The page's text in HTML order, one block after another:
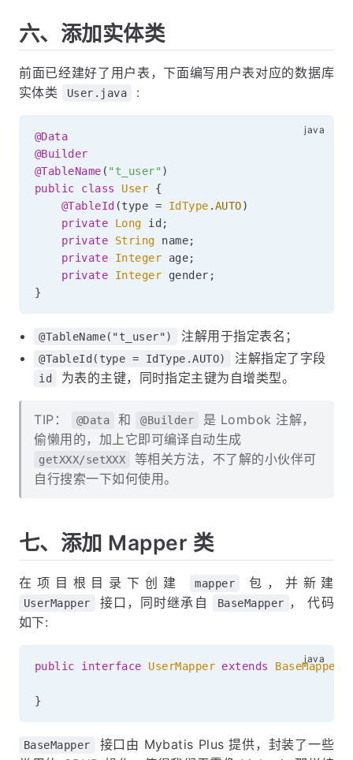
六、添加实体类
前面已经建好了用户表，下面编写用户表对应的数据库
实体类
User.java :
@Data
@Builder
@TableName ( "t_user" )
public
class User
{
@TableId (type = IdType .AUTO)
private
Long id ;
private
String name;
private
Integer age;
private
Integer gender ;
}
@TableName("t_user") 注解用于指定表名；
@TableId(type = IdType.AUTO) 注解指定了字段
id 为表的主键，同时指定主键为自增类型。
TIP： @Data 和 @Builder
是 Lombok 注解，
偷懒用的，加上它即可编译自动生成
getXXX/setXXX
等相关方法，不了解的小伙伴可
自行搜索一下如何使用。
七、添加 Mapper 类
在项目根目录下创建 mapper 包，并新建
UserMapper 接口，同时继承自 BaseMapper ， 代码
如下:
public interface UserMapper extends BaseMapper
}
BaseMapper
接口由 Mybatis Plus 提供，封装了一些